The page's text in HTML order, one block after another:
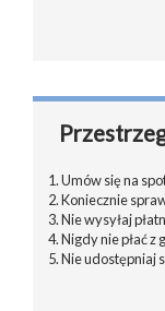
1. Umów się na
2. Koniecznie
3. Nie wysyłaj
4. Nigdy nie płać z
5. Nie udostępniaj